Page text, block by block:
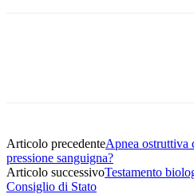
Articolo precedenteApnea ostruttiva
pressione sanguigna?
Articolo successivoTestamento
Consiglio di Stato